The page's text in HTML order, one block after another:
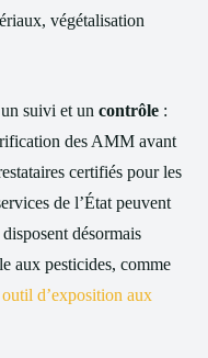
végétalisation
suivi et un contrôle :
des AMM avant
certifiés pour les
de l’État peuvent
désormais
aux pesticides, comme
outil d’exposition aux